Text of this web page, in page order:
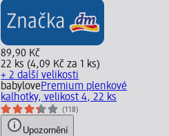
89,90 Kč
22 ks (4,09 Kč za 1 ks)
+ 2 další velikosti
babylovePremium plenkové
kalhotky, velikost 4, 22 ks
(118)
Upozornění